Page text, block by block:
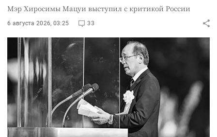
Мэр Хиросимы Мацуи выступил с критикой России
6 августа 2026, 03:25 33